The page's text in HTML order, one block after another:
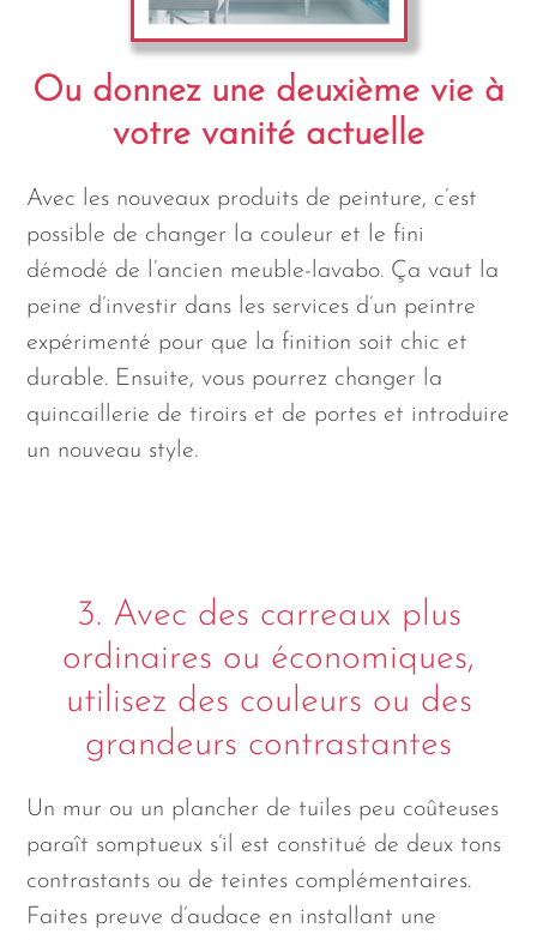
Ou donnez une deuxième vie à
votre vanité actuelle
Avec les nouveaux produits de peinture, c’est
possible de changer la couleur et le fini
démodé de l’ancien meuble-lavabo. Ça vaut la
peine d’investir dans les services d’un peintre
expérimenté pour que la finition soit chic et
durable. Ensuite, vous pourrez changer la
quincaillerie de tiroirs et de portes et introduire
un nouveau style.
3. Avec des carreaux plus
ordinaires ou économiques,
utilisez des couleurs ou des
grandeurs contrastantes
Un mur ou un plancher de tuiles peu coûteuses
paraît somptueux s’il est constitué de deux tons
contrastants ou de teintes complémentaires.
Faites preuve d’audace en installant une